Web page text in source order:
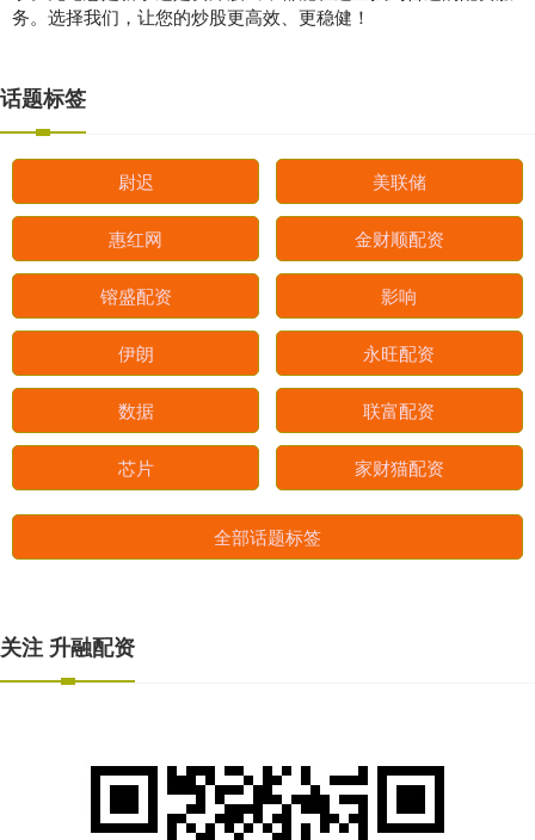
务。选择我们，让您的炒股更高效、更稳健！
话题标签
尉迟 美联储
惠红网 金财顺配资
镕盛配资 影响
伊朗 永旺配资
数据 联富配资
芯片 家财猫配资
全部话题标签
关注 升融配资